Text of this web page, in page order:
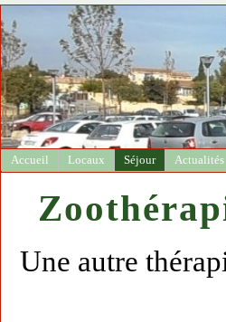
Accueil Locaux Séjour Actualités
Une autre